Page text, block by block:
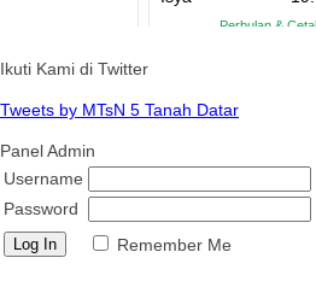
Ikuti Kami di Twitter
Tweets by MTsN 5 Tanah Datar
Panel Admin
Username
Password
Remember Me